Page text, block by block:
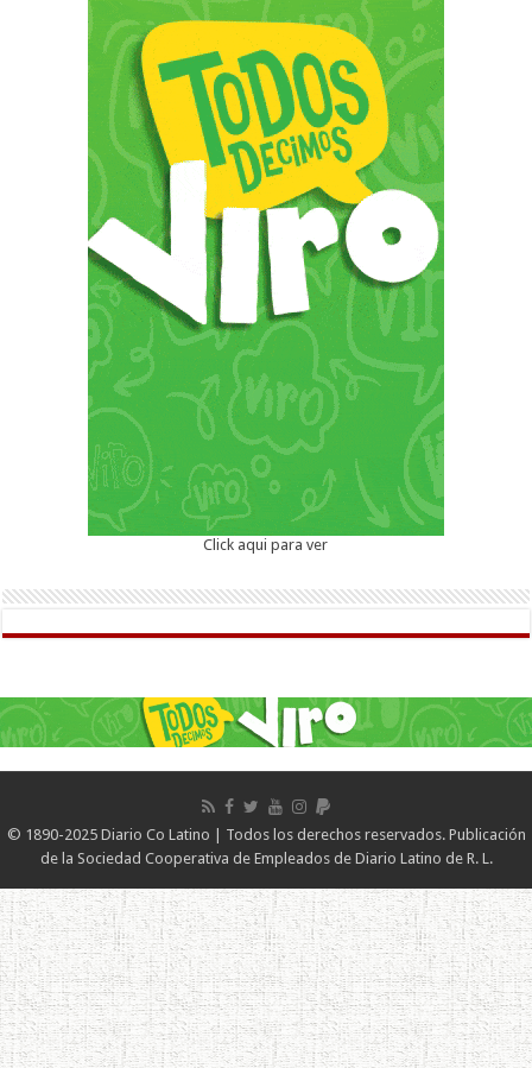
Click aqui para ver
© 1890-2025 Diario Co Latino | Todos los derechos reservados. Publicación
de la Sociedad Cooperativa de Empleados de Diario Latino de R. L.